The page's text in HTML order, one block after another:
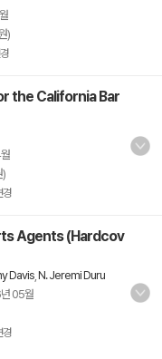
)
the California Bar
)
경
Agents (Hardcov
Davis N. Jeremi Duru
05월
경